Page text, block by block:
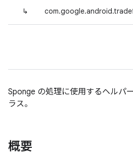
↳
Sponge の処理に使用するヘルパ
ラス。
概要